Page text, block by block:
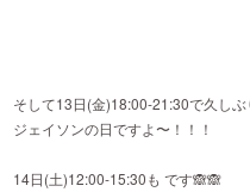
そして13日(金)18:00-21:30で久しぶ
ジェイソンの日ですよ〜！！！
14日(土)12:00-15:30も です🙈🙈